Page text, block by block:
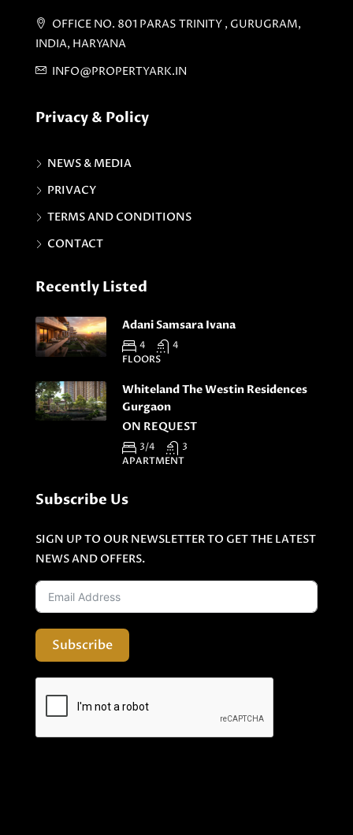
OFFICE NO. 801 PARAS TRINITY , GURUGRAM,
INDIA, HARYANA
INFO@PROPERTYARK.IN
Privacy & Policy
NEWS & MEDIA
PRIVACY
TERMS AND CONDITIONS
CONTACT
Recently Listed
Adani Samsara Ivana
4 4
FLOORS
Whiteland The Westin Residences
Gurgaon
ON REQUEST
3/4 3
APARTMENT
Subscribe Us
SIGN UP TO OUR NEWSLETTER TO GET THE LATEST
NEWS AND OFFERS.
Subscribe